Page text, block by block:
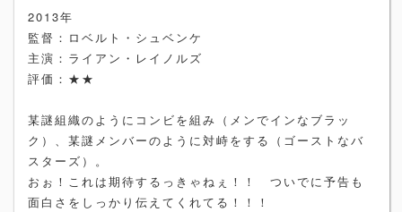
2013年
監督：ロベルト・シュベンケ
主演：ライアン・レイノルズ
評価：★★
某謎組織のようにコンビを組み（メンでインなブラッ
ク）、某謎メンバーのように対峙をする（ゴーストなバ
スターズ）。
おぉ！これは期待するっきゃねぇ！！ ついでに予告も
面白さをしっかり伝えてくれてる！！！